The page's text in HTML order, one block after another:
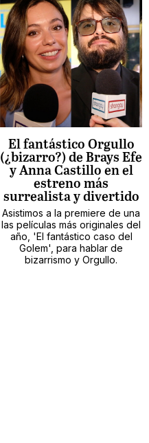
El fantástico Orgullo
(¿bizarro?) de Brays Efe
y Anna Castillo en el
estreno más
surrealista y divertido
Asistimos a la premiere de una
las películas más originales del
año, 'El fantástico caso del
Golem', para hablar de
bizarrismo y Orgullo.